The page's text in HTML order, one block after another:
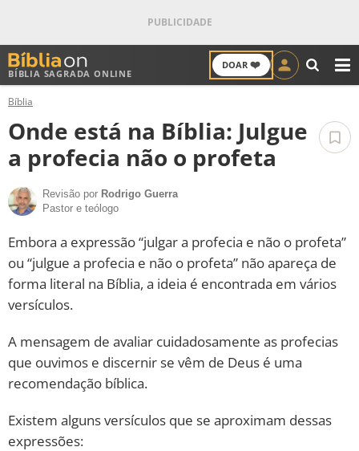
BÍBLIA SAGRADA ONLINE
DOAR ❤️
ANTIGO TESTAMENTO
NOVO TESTAMENTO
VERSÍCULOS
PALAVRA DO DIA
SALMO DO DIA
DEVOCIONAL DIÁRIO
10 MANDAMENTOS
ESTUDOS BÍBLICOS
Bíblia
Onde está na Bíblia: Julgue
a profecia não o profeta
Revisão por Rodrigo Guerra
Pastor e teólogo
Embora a expressão “julgar a profecia e não o profeta”
ou “julgue a profecia e não o profeta” não apareça de
forma literal na Bíblia, a ideia é encontrada em vários
versículos.
A mensagem de avaliar cuidadosamente as profecias
que ouvimos e discernir se vêm de Deus é uma
recomendação bíblica.
Existem alguns versículos que se aproximam dessas
expressões: